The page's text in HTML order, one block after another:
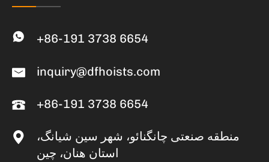
+86-191 3738 6654
inquiry@dfhoists.com
+86-191 3738 6654
منطقه صنعتی چانگنائو، شهر سین شیانگ،
استان هنان، چین